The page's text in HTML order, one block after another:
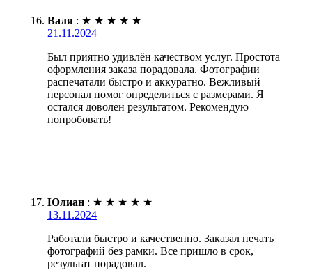
Валя : ★ ★ ★ ★ ★
21.11.2024
Был приятно удивлён качеством услуг. Простота
оформления заказа порадовала. Фотографии
распечатали быстро и аккуратно. Вежливый
персонал помог определиться с размерами. Я
остался доволен результатом. Рекомендую
попробовать!
Юлиан : ★ ★ ★ ★ ★
13.11.2024
Работали быстро и качественно. Заказал печать
фотографий без рамки. Все пришло в срок,
результат порадовал.